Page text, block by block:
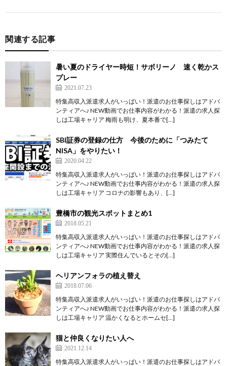
関連する記事
暑い夏のドライヤー時短！サボリーノ 速く乾かス
プレー
2021.07.23
特集高収入派遣求人がいっぱい！派遣のお仕事探しはアドバ
ンティアへ♪ NEW動画でお仕事内容がわかる！派遣の求人探
しは工場キャリア 梅雨も明け、夏本番で[…]
SBI証券の登録の仕方 今後のために「つみたて
NISA‎」をやりたい！
2020.04.22
特集高収入派遣求人がいっぱい！派遣のお仕事探しはアドバ
ンティアへ♪ NEW動画でお仕事内容がわかる！派遣の求人探
しは工場キャリア コロナの影響もあり、[…]
豊橋市の観光スポットまとめ1
2018.05.21
特集高収入派遣求人がいっぱい！派遣のお仕事探しはアドバ
ンティアへ♪ NEW動画でお仕事内容がわかる！派遣の求人探
しは工場キャリア 実際住んでいるとその[…]
ヘリアンフォラの植え替え
2018.07.06
特集高収入派遣求人がいっぱい！派遣のお仕事探しはアドバ
ンティアへ♪ NEW動画でお仕事内容がわかる！派遣の求人探
しは工場キャリア 温かくなるとホームセ[…]
猫と仲良くなりたい人へ
2021.12.14
特集高収入派遣求人がいっぱい！派遣のお仕事探しはアドバ